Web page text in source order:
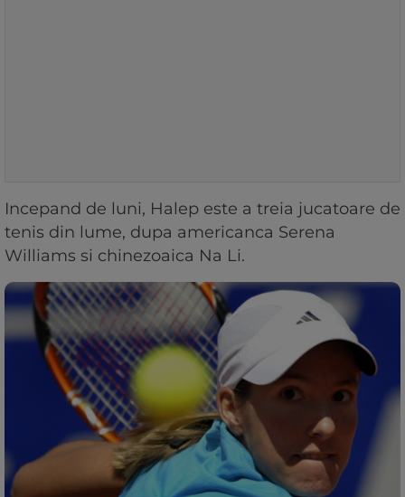
Incepand de luni, Halep este a treia jucatoare de
tenis din lume, dupa americanca Serena
Williams si chinezoaica Na Li.